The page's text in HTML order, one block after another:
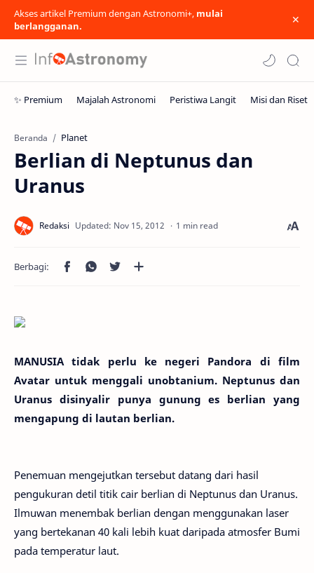
Akses artikel Premium dengan Astronomi+, mulai
berlangganan.
Beranda Planet
Berlian di Neptunus dan
Uranus
1 min read
MANUSIA tidak perlu ke negeri Pandora di film
Avatar untuk menggali unobtanium. Neptunus dan
Uranus disinyalir punya gunung es berlian yang
mengapung di lautan berlian.
Penemuan mengejutkan tersebut datang dari hasil
pengukuran detil titik cair berlian di Neptunus dan Uranus.
Ilmuwan menembak berlian dengan menggunakan laser
yang bertekanan 40 kali lebih kuat daripada atmosfer Bumi
pada temperatur laut.